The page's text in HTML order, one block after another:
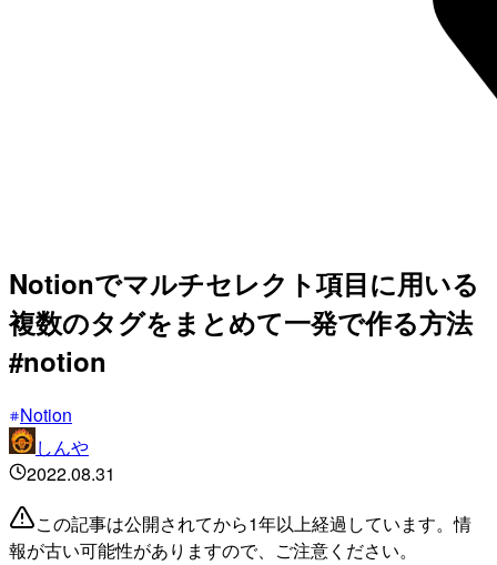
Notionでマルチセレクト項目に用いる
複数のタグをまとめて一発で作る方法
#notion
Notion
しんや
2022.08.31
この記事は公開されてから1年以上経過しています。情
報が古い可能性がありますので、ご注意ください。